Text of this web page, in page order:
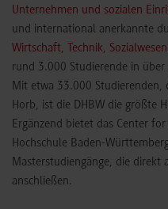
Unternehmen und sozialen
und international anerkannte
Wirtschaft, Technik, Sozialwesen
rund 3.000 Studierende in
Mit etwa 33.000
Horb, ist die DHBW die größte
Ergänzend bietet das Center
Hochschule Baden-
Masterstudiengänge, die direkt
anschließen.